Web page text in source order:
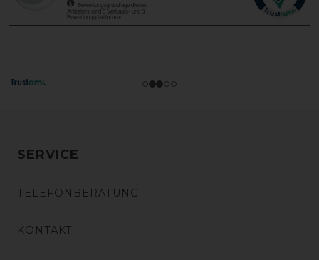
SERVICE
TELEFONBERATUNG
KONTAKT